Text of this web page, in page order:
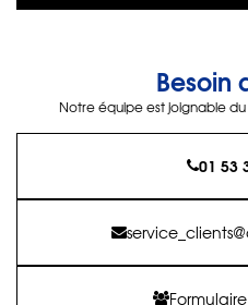
Besoin
Notre équipe est joignable
01 53